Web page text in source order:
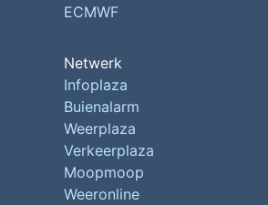
ECMWF
Netwerk
Infoplaza
Buienalarm
Weerplaza
Verkeerplaza
Moopmoop
Weeronline